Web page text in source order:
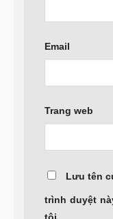
Email
Trang web
Lưu tên
trình duyệt